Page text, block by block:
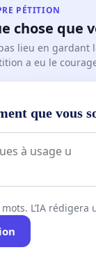
PÉTITION
chose que
lieu en gardant
a eu le
que vous
L’IA